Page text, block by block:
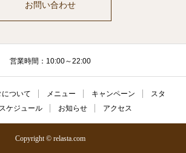
お問い合わせ
営業時間：10:00～22:00
について メニュー キャンペーン
スタ
スケジュール お知らせ アクセス
Copyright © relasta.com